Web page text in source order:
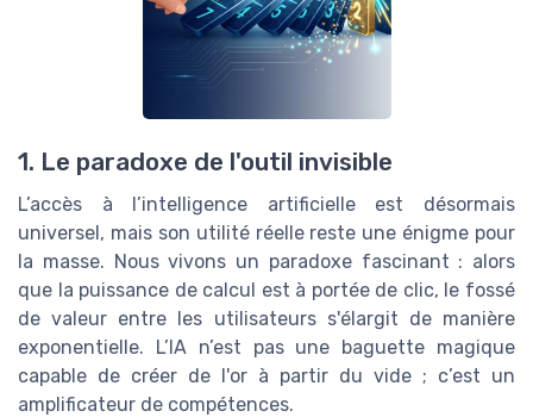
1. Le paradoxe de l'outil invisible
L’accès à l’intelligence artificielle est désormais
universel, mais son utilité réelle reste une énigme pour
la masse. Nous vivons un paradoxe fascinant : alors
que la puissance de calcul est à portée de clic, le fossé
de valeur entre les utilisateurs s'élargit de manière
exponentielle. L’IA n’est pas une baguette magique
capable de créer de l'or à partir du vide ; c’est un
amplificateur de compétences.